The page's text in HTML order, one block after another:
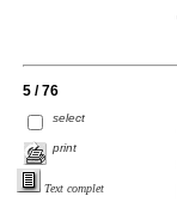
5 / 76
select
print
Text complet